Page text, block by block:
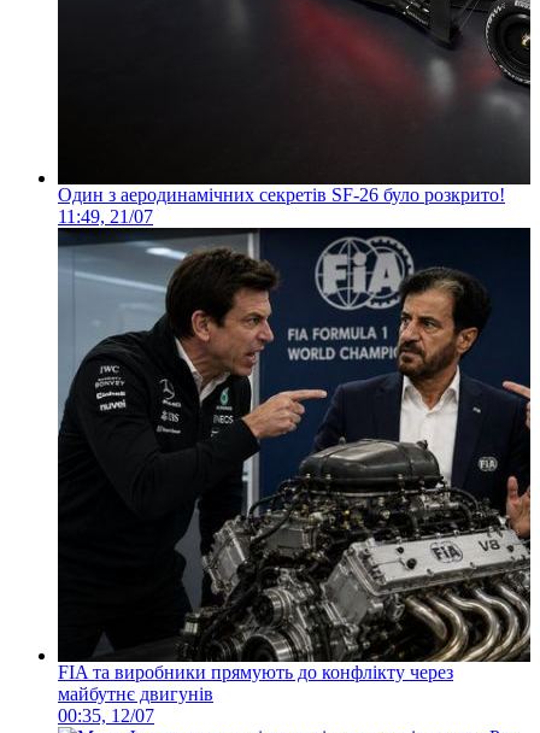
Один з аеродинамічних секретів SF-26 було розкрито!
11:49, 21/07
FIA та виробники прямують до конфлікту через
майбутнє двигунів
00:35, 12/07